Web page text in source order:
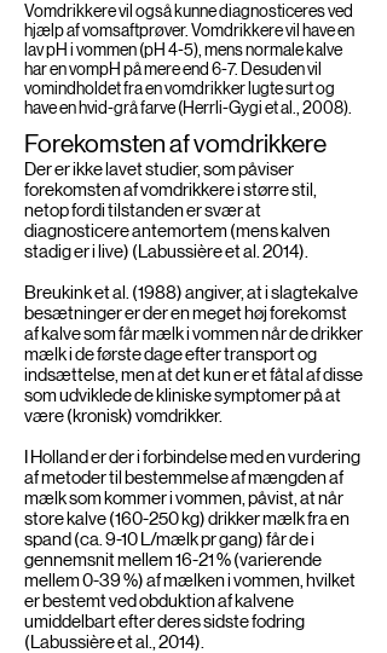
Vomdrikkere vil også kunne diagnosticeres ved
hjælp af vomsaftprøver. Vomdrikkere vil have en
lav pH i vommen (pH 4-5), mens normale kalve
har en vompH på mere end 6-7. Desuden vil
vomindholdet fra en vomdrikker lugte surt og
have en hvid-grå farve (Herrli-Gygi et al., 2008).
Forekomsten af vomdrikkere
Der er ikke lavet studier, som påviser
forekomsten af vomdrikkere i større stil,
netop fordi tilstanden er svær at
diagnosticere antemortem (mens kalven
stadig er i live) (Labussière et al. 2014).
Breukink et al. (1988) angiver, at i slagtekalve
besætninger er der en meget høj forekomst
af kalve som får mælk i vommen når de drikker
mælk i de første dage efter transport og
indsættelse, men at det kun er et fåtal af disse
som udviklede de kliniske symptomer på at
være (kronisk) vomdrikker.
I Holland er der i forbindelse med en vurdering
af metoder til bestemmelse af mængden af
mælk som kommer i vommen, påvist, at når
store kalve (160-250 kg) drikker mælk fra en
spand (ca. 9-10 L/mælk pr gang) får de i
gennemsnit mellem 16-21 % (varierende
mellem 0-39 %) af mælken i vommen, hvilket
er bestemt ved obduktion af kalvene
umiddelbart efter deres sidste fodring
(Labussière et al., 2014).